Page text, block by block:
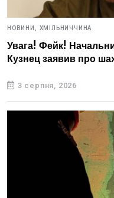
НОВИНИ, ХМІЛЬНИЧЧИНА
Увага! Фейк!
Кузнец заявив про
3 серпня, 2026